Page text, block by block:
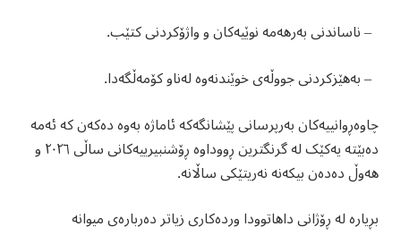
– ناساندنی بەرهەمە نوێیەکان و واژۆکردنی کتێب.
– بەهێزکردنی جووڵەی خوێندنەوە لەناو کۆمەڵگەدا.
چاوەڕوانییەکان بەرپرسانی پێشانگەکە ئاماژە بەوە دەکەن کە ئەمە
دەبێتە یەکێک لە گرنگترین ڕووداوە ڕۆشنبیرییەکانی ساڵی ٢٠٢٦ و
هەوڵ دەدەن بیکەنە نەریتێکی ساڵانە.
بڕیارە لە ڕۆژانی داهاتوودا وردەکاری زیاتر دەربارەی میوانە